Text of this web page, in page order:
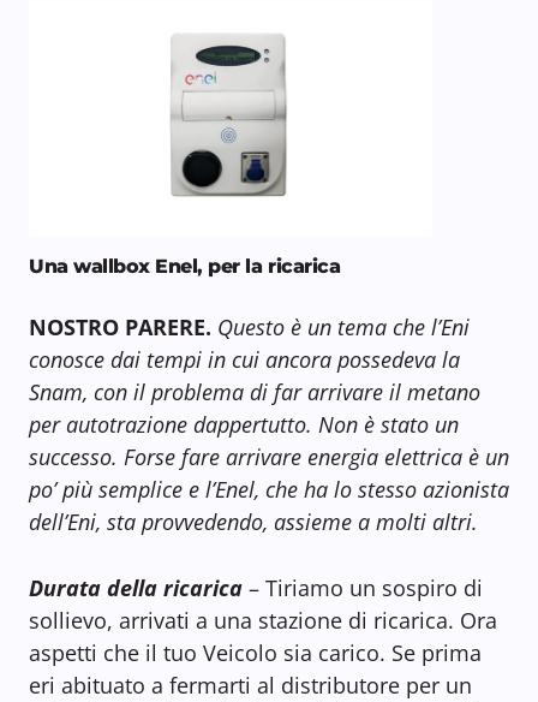
Una wallbox Enel, per la ricarica
NOSTRO PARERE. Questo è un tema che l’Eni
conosce dai tempi in cui ancora possedeva la
Snam, con il problema di far arrivare il metano
per autotrazione dappertutto. Non è stato un
successo. Forse fare arrivare energia elettrica è un
po’ più semplice e l’Enel, che ha lo stesso azionista
dell’Eni, sta provvedendo, assieme a molti altri.
Durata della ricarica – Tiriamo un sospiro di
sollievo, arrivati a una stazione di ricarica. Ora
aspetti che il tuo Veicolo sia carico. Se prima
eri abituato a fermarti al distributore per un